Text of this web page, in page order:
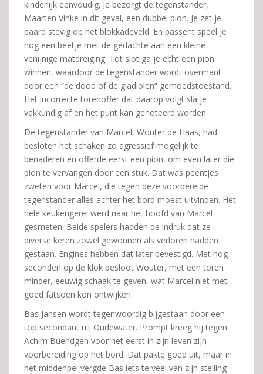
kinderlijk eenvoudig. Je bezorgt de tegenstander,
Maarten Vinke in dit geval, een dubbel pion. Je zet je
paard stevig op het blokkadeveld. En passent speel je
nog een beetje met de gedachte aan een kleine
venijnige matdreiging. Tot slot ga je echt een pion
winnen, waardoor de tegenstander wordt overmant
door een “de dood of de gladiolen” gemoedstoestand.
Het incorrecte torenoffer dat daarop volgt sla je
vakkundig af en het punt kan genoteerd worden.
De tegenstander van Marcel, Wouter de Haas, had
besloten het schaken zo agressief mogelijk te
benaderen en offerde eerst een pion, om even later die
pion te vervangen door een stuk. Dat was peentjes
zweten voor Marcel, die tegen deze voorbereide
tegenstander alles achter het bord moest uitvinden. Het
hele keukengerei werd naar het hoofd van Marcel
gesmeten. Beide spelers hadden de indruk dat ze
diverse keren zowel gewonnen als verloren hadden
gestaan. Engines hebben dat later bevestigd. Met nog
seconden op de klok besloot Wouter, met een toren
minder, eeuwig schaak te geven, wat Marcel niet met
goed fatsoen kon ontwijken.
Bas Jansen wordt tegenwoordig bijgestaan door een
top secondant uit Oudewater. Prompt kreeg hij tegen
Achim Buendgen voor het eerst in zijn leven zijn
voorbereiding op het bord. Dat pakte goed uit, maar in
het middenpel vergde Bas iets te veel van zijn stelling